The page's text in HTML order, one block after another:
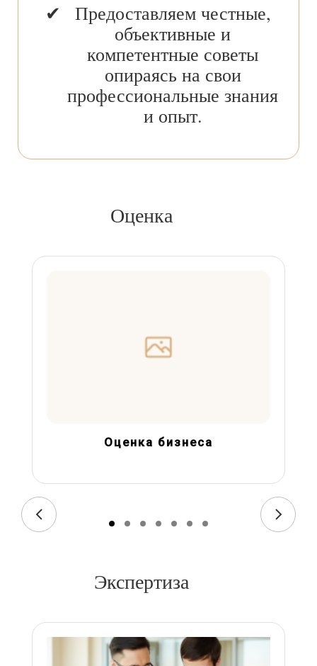
Предоставляем честные,
объективные и
компетентные советы
опираясь на свои
профессиональные знания
и опыт.
Оценка
Оценка бизнеса
Экспертиза